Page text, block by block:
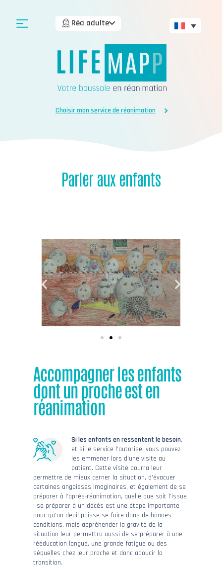
Réa adulte
Choisir mon service de réanimation
Parler aux enfants
Accompagner les enfants
dont un proche est en
réanimation
Si les enfants en ressentent le besoin,
et si le service l’autorise, vous pouvez
les emmener lors d’une visite au
patient. Cette visite pourra leur
permettre de mieux cerner la situation, d’évacuer
certaines angoisses imaginaires, et également de se
préparer à l’après-réanimation, quelle que soit l’issue
: se préparer à un décès est une étape importante
pour qu’un deuil puisse se faire dans de bonnes
conditions, mais appréhender la gravité de la
situation leur permettra aussi de se préparer à une
rééducation longue, une grande fatigue ou des
séquelles chez leur proche et donc adoucir la
transition.